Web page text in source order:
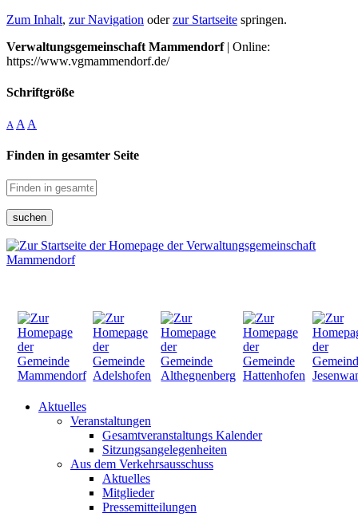
Zum Inhalt, zur Navigation oderzur Startseite springen.
Verwaltungsgemeinschaft Mammendorf| Online:
https://www.vgmammendorf.de/
Schriftgröße
A A A
Finden in gesamter Seite
suchen
Aktuelles
Veranstaltungen
Gesamtveranstaltungs Kalender
Sitzungsangelegenheiten
Aus dem Verkehrsausschuss
Aktuelles
Mitglieder
Pressemitteilungen